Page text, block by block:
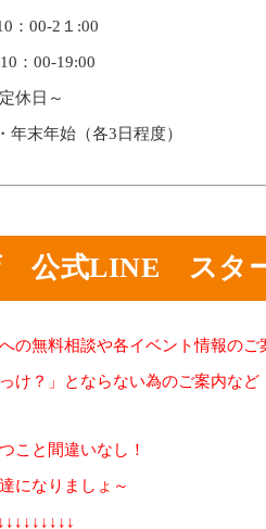
：00-2１:00
：00-19:00
休日～
年末年始（各3日程度）
公式LINE スタ
の無料相談や各イベント情報のご
け？」とならない為のご案内など
こと間違いなし！
になりましょ～